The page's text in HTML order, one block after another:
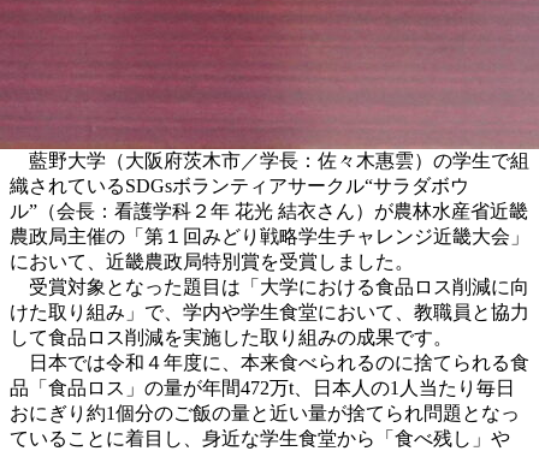
藍野大学（大阪府茨木市／学長：佐々木惠雲）の学生で組
織されているSDGsボランティアサークル“サラダボウ
ル”（会長：看護学科２年 花光 結衣さん）が農林水産省近畿
農政局主催の「第１回みどり戦略学生チャレンジ近畿大会」
において、近畿農政局特別賞を受賞しました。
受賞対象となった題目は「大学における食品ロス削減に向
けた取り組み」で、学内や学生食堂において、教職員と協力
して食品ロス削減を実施した取り組みの成果です。
日本では令和４年度に、本来食べられるのに捨てられる食
品「食品ロス」の量が年間472万t、日本人の1人当たり毎日
おにぎり約1個分のご飯の量と近い量が捨てられ問題となっ
ていることに着目し、身近な学生食堂から「食べ残し」や